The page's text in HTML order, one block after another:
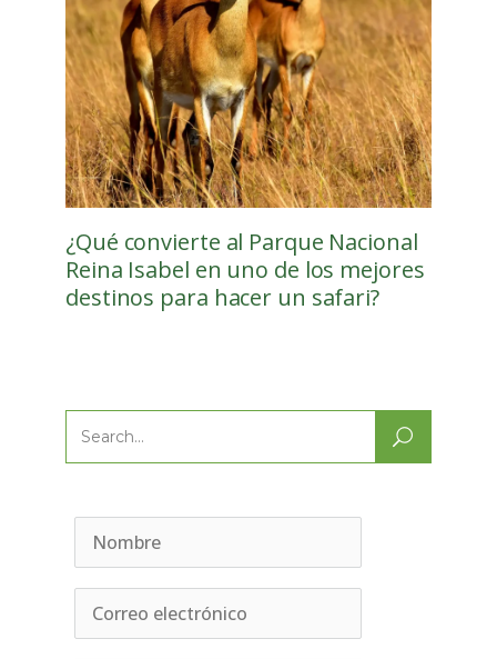
¿Qué convierte al Parque Nacional
Reina Isabel en uno de los mejores
destinos para hacer un safari?
Search
for: